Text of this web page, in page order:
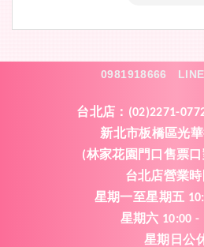
0981918666
台北店： (02)2271-
新北市板橋區光
(林家花園門口售票
台北店營業時
星期一至星期五
星期六 10:00 -
星期日公